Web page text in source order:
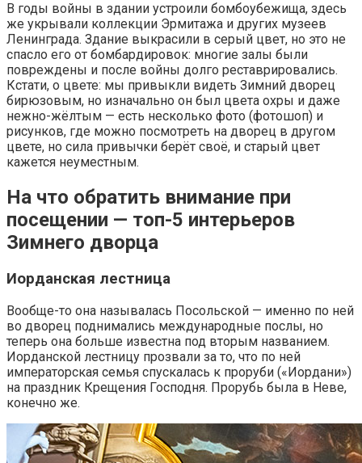
В годы войны в здании устроили бомбоубежища, здесь
же укрывали коллекции Эрмитажа и других музеев
Ленинграда. Здание выкрасили в серый цвет, но это не
спасло его от бомбардировок: многие залы были
повреждены и после войны долго реставрировались.
Кстати, о цвете: мы привыкли видеть Зимний дворец
бирюзовым, но изначально он был цвета охры и даже
нежно-жёлтым — есть несколько фото (фотошоп) и
рисунков, где можно посмотреть на дворец в другом
цвете, но сила привычки берёт своё, и старый цвет
кажется неуместным.
На что обратить внимание при
посещении — топ-5 интерьеров
Зимнего дворца
Иорданская лестница
Вообще-то она называлась Посольской — именно по ней
во дворец поднимались международные послы, но
теперь она больше известна под вторым названием.
Иорданской лестницу прозвали за то, что по ней
императорская семья спускалась к проруби («Иордани»)
на праздник Крещения Господня. Прорубь была в Неве,
конечно же.